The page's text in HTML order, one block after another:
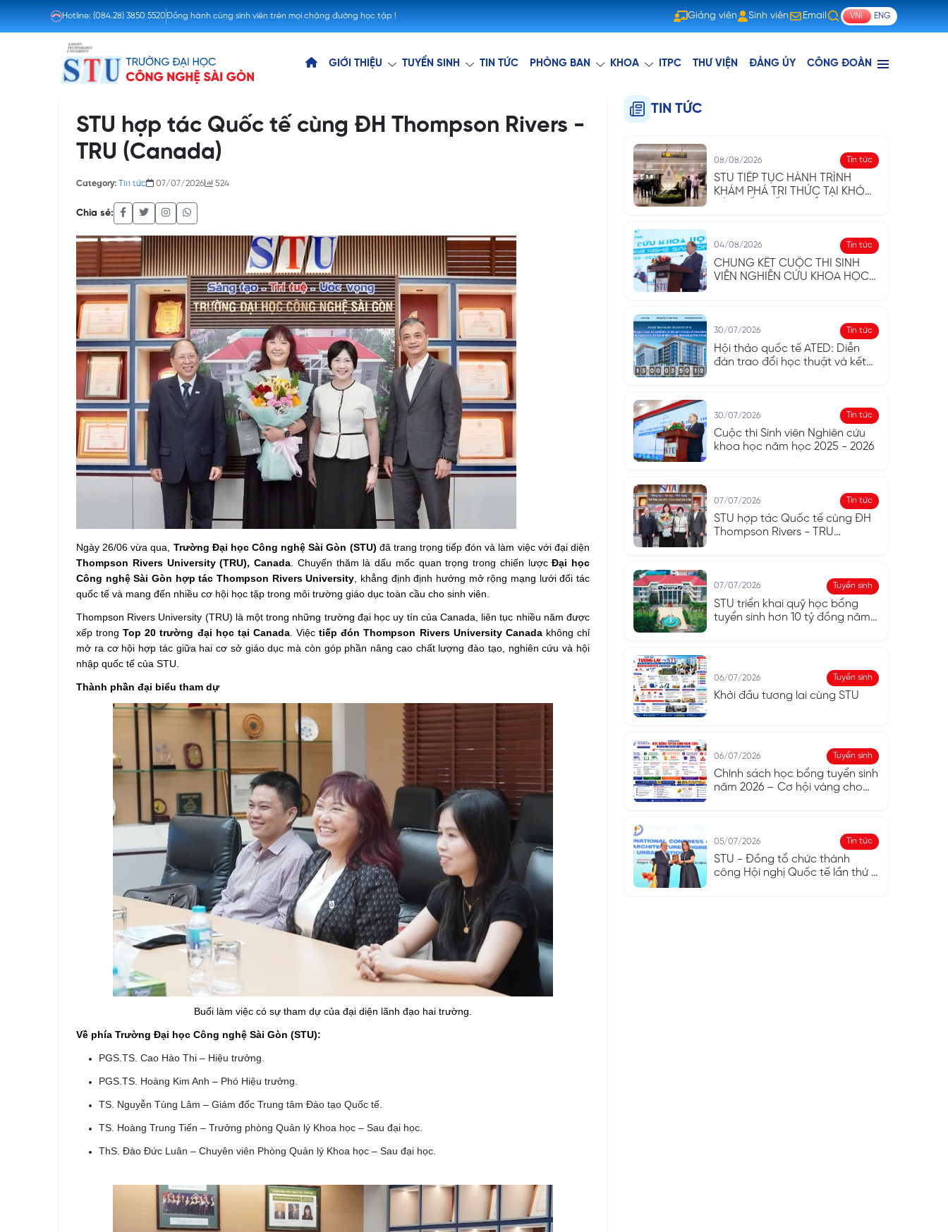
Hotline: (084.28) 3850 5520Đồng hành cùng sinh viên trên mọi chặng đường học tập !
Giảng viên
Giảng viên
Sinh viên
Sinh viên
Email
Email
VNI ENG
GIỚI THIỆU TUYỂN SINH TIN TỨC PHÒNG BAN KHOA ITPC THƯ VIỆN ĐẢNG ỦY CÔNG ĐOÀN
STU hợp tác Quốc tế cùng ĐH Thompson Rivers -
TRU (Canada)
Category: Tin tức 07/07/2026 524
Chia sẻ:
Ngày 26/06 vừa qua, Trường Đại học Công nghệ Sài Gòn (STU) đã trang trọng tiếp đón và làm việc với đại diện
Thompson Rivers University (TRU), Canada. Chuyến thăm là dấu mốc quan trọng trong chiến lượcĐại học
Công nghệ Sài Gòn hợp tác Thompson Rivers University, khẳng định định hướng mở rộng mạng lưới đối tác
quốc tế và mang đến nhiều cơ hội học tập trong môi trường giáo dục toàn cầu cho sinh viên.
Thompson Rivers University (TRU) là một trong những trường đại học uy tín của Canada, liên tục nhiều năm được
xếp trongTop 20 trường đại học tại Canada. Việctiếp đón Thompson Rivers University Canadakhông chỉ
mở ra cơ hội hợp tác giữa hai cơ sở giáo dục mà còn góp phần nâng cao chất lượng đào tạo, nghiên cứu và hội
nhập quốc tế của STU.
Thành phần đại biểu tham dự
Buổi làm việc có sự tham dự của đại diện lãnh đạo hai trường.
Về phía Trường Đại học Công nghệ Sài Gòn (STU):
PGS.TS. Cao Hào Thi – Hiệu trưởng.
PGS.TS. Hoàng Kim Anh – Phó Hiệu trưởng.
TS. Nguyễn Tùng Lâm – Giám đốc Trung tâm Đào tạo Quốc tế.
TS. Hoàng Trung Tiến – Trưởng phòng Quản lý Khoa học – Sau đại học.
ThS. Đào Đức Luân – Chuyên viên Phòng Quản lý Khoa học – Sau đại học.
TIN TỨC
08/08/2026 Tin tức
STU TIẾP TỤC HÀNH TRÌNH
KHÁM PHÁ TRI THỨC TẠI KHÓA
04/08/2026 Tin tức
CHUNG KẾT CUỘC THI SINH
VIÊN NGHIÊN CỨU KHOA HỌC
30/07/2026 Tin tức
Hội thảo quốc tế ATED: Diễn
đàn trao đổi học thuật và kết
30/07/2026 Tin tức
Cuộc thi Sinh viên Nghiên cứu
khoa học năm học 2025 - 2026
07/07/2026 Tin tức
STU hợp tác Quốc tế cùng ĐH
Thompson Rivers - TRU
07/07/2026 Tuyển sinh
STU triển khai quỹ học bổng
tuyển sinh hơn 10 tỷ đồng năm
06/07/2026 Tuyển sinh
Khởi đầu tương lai cùng STU
06/07/2026 Tuyển sinh
Chính sách học bổng tuyển sinh
năm 2026 – Cơ hội vàng cho
05/07/2026 Tin tức
STU - Đồng tổ chức thành
công Hội nghị Quốc tế lần thứ 2